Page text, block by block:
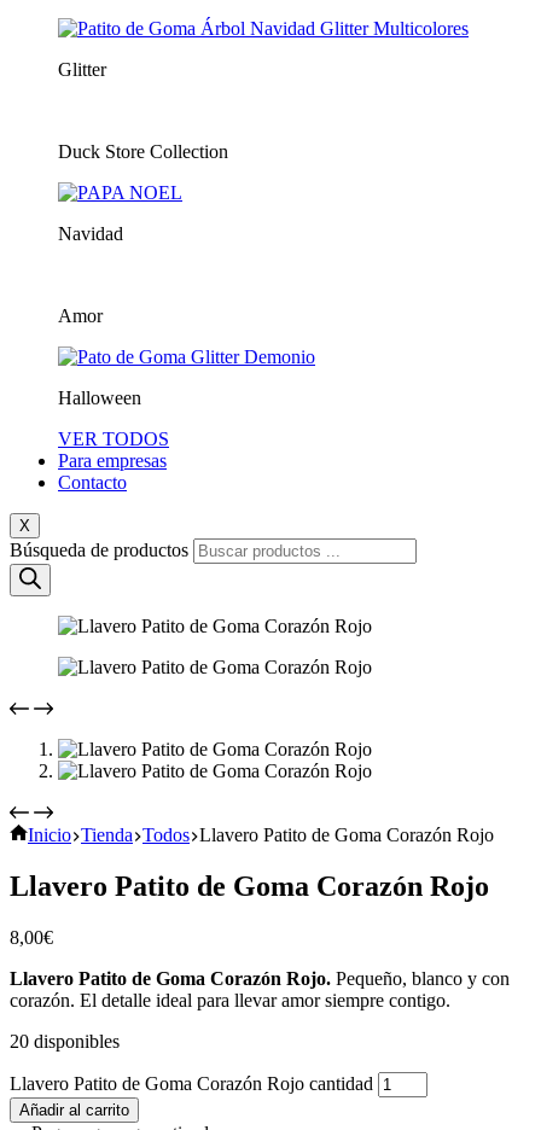
Glitter
Duck Store Collection
Navidad
Amor
Halloween
VER TODOS
Para empresas
Contacto
X
Búsqueda de productos
Inicio Tienda Todos Llavero Patito de Goma Corazón Rojo
Llavero Patito de Goma Corazón Rojo
8,00€
Llavero Patito de Goma Corazón Rojo. Pequeño, blanco y con
corazón. El detalle ideal para llevar amor siempre contigo.
20 disponibles
Llavero Patito de Goma Corazón Rojo cantidad
Añadir al carrito